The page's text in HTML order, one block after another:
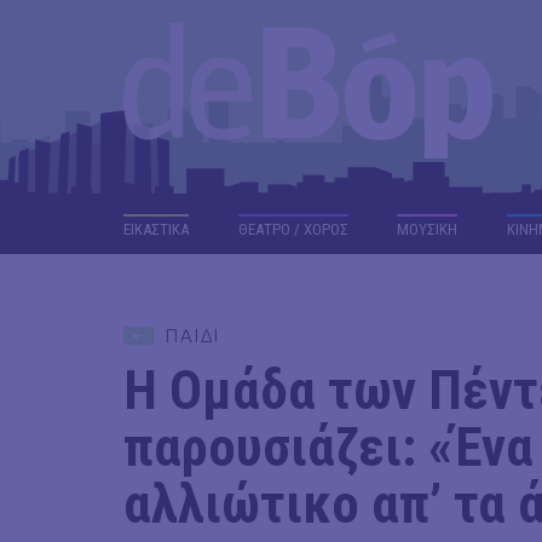
ΕΙΚΑΣΤΙΚΑ ΘΕΑΤΡΟ / ΧΟΡΟΣ ΜΟΥΣΙΚΗ
ΠΑΙΔΙ
Η Ομάδα των
παρουσιάζει:
αλλιώτικο απ’ τα